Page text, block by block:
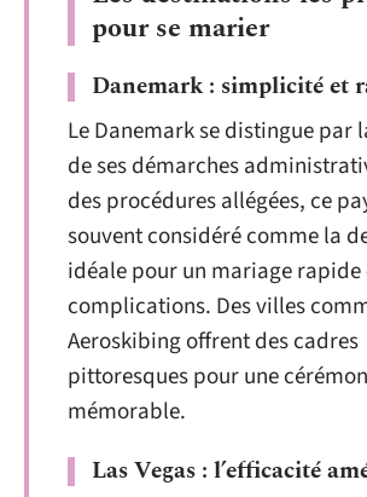
pour se marier
Danemark : simplicité et
Le Danemark se distingue par
de ses démarches
des procédures allégées, ce
souvent considéré comme la
idéale pour un mariage rapide
complications. Des villes
Aeroskibing offrent des cadres
pittoresques pour une
mémorable.
Las Vegas : l’efficacité